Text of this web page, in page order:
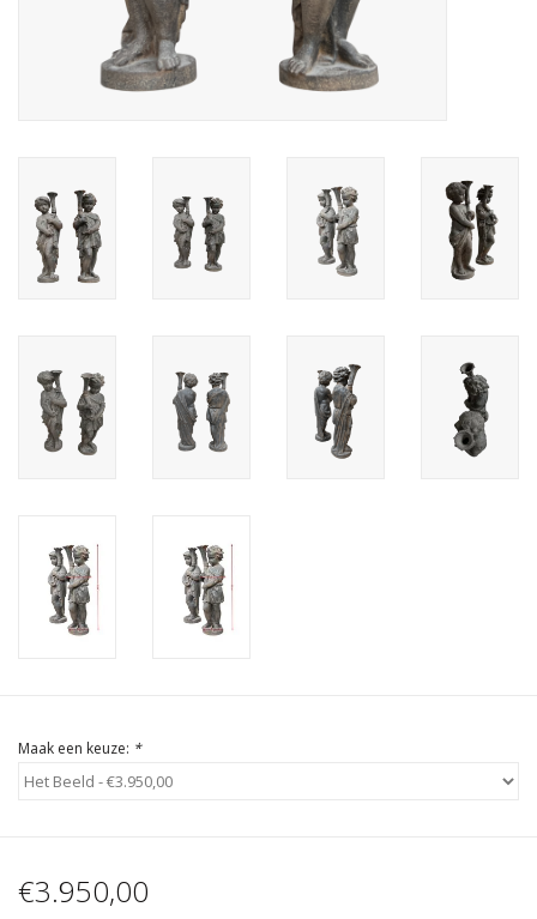
Tevreden Klanten
AI-Ready Database
Login
Maak een keuze: *
€3.950,00